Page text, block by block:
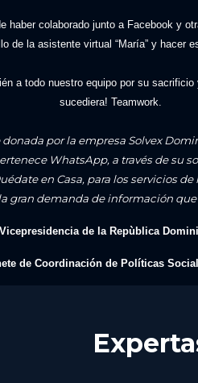
haber colaborado junto a Facebook y
de la asistente virtual “María” y hacer
a todo nuestro equipo por su
sucediera! Teamwork.
por la empresa Solvex
WhatsApp, a través de su
en Casa, para los servicios
gran demanda de información
Vicepresidencia de la Repùblica
de Coordinación de Políticas